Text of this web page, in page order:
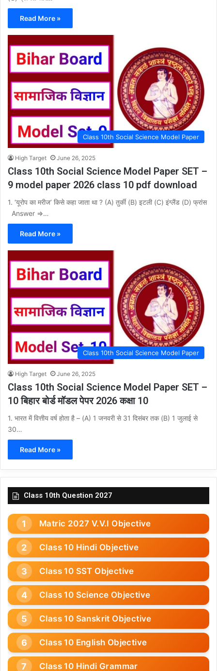
Read More »
Class 10th Social Science Model Paper
High Target June 26, 2025
Class 10th Social Science Model Paper SET –
9 model paper 2026 class 10 pdf download
1. ‘यूरोप का मरीज’ किसे कहा जाता था ? (A) तुर्की (B) इटली (C) इंग्लैंड (D) फ्रांस
Answer ⇒…
Read More »
Class 10th Social Science Model Paper
High Target June 26, 2025
Class 10th Social Science Model Paper SET –
10 बिहार बोर्ड मॉडल पेपर 2026 कक्षा 10
1. भारत में वित्तीय वर्ष होता है – (A) 1 जनवरी से 31 दिसंबर तक (B) 1 जुलाई से
30…
Read More »
Class 10th Question 2027
Matric 2027 V.V.I Objective
Class 10 Hindi Objective
Class 10 SST Objective
Class 10 Science Objective
Class 10 Sanskrit Objective
Class 10 English Objective
Class 10 Hindi Grammar